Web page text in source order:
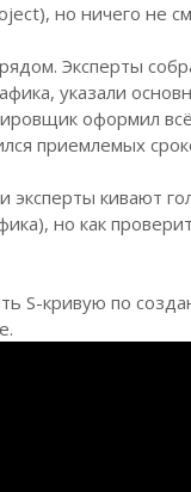
но ничего не
Эксперты
указали
оформил
приемлемых
эксперты кивают
но как
S-кривую по